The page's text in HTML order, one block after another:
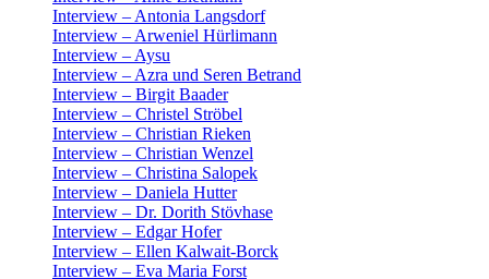
Interview – Antonia Langsdorf
Interview – Arweniel Hürlimann
Interview – Aysu
Interview – Azra und Seren Betrand
Interview – Birgit Baader
Interview – Christel Ströbel
Interview – Christian Rieken
Interview – Christian Wenzel
Interview – Christina Salopek
Interview – Daniela Hutter
Interview – Dr. Dorith Stövhase
Interview – Edgar Hofer
Interview – Ellen Kalwait-Borck
Interview – Eva Maria Forst